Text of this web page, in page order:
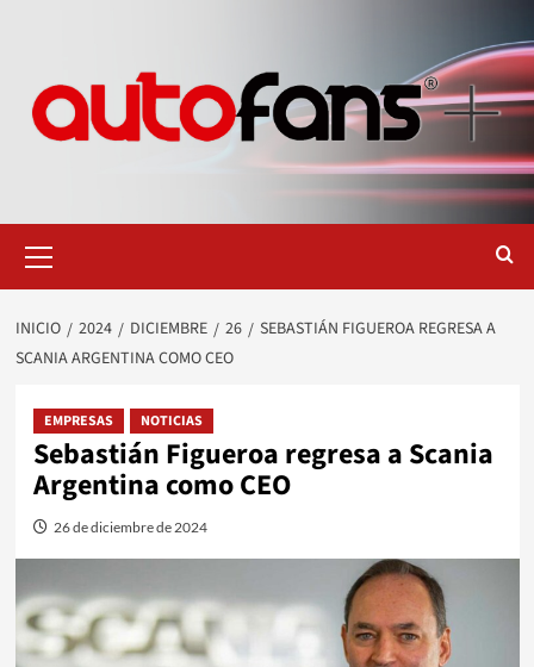
primario
INICIO 2024 DICIEMBRE 26
SEBASTIÁN FIGUEROA REGRESA A
SCANIA ARGENTINA COMO CEO
EMPRESAS NOTICIAS
Sebastián Figueroa regresa a Scania
Argentina como CEO
26 de diciembre de 2024